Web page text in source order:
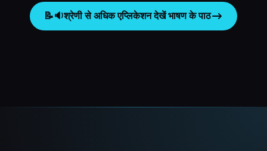
📝🔉श्रेणी से अधिक एप्लिकेशन देखेंभाषण के पाठ